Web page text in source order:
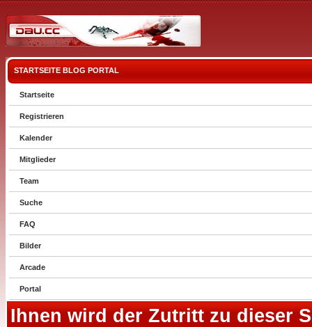
STARTSEITE BLOG PORTAL
Startseite
Registrieren
Kalender
Mitglieder
Team
Suche
FAQ
Bilder
Arcade
Portal
Ihnen wird der Zutritt zu dieser